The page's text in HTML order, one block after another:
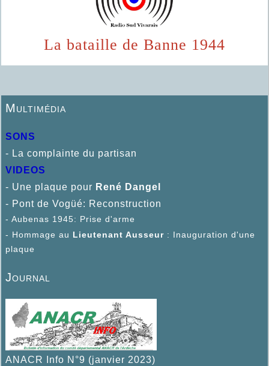
La bataille de Banne 1944
Multimédia
SONS
- La complainte du partisan
VIDEOS
- Une plaque pour René Dangel
- Pont de Vogüé: Reconstruction
- Aubenas 1945: Prise d'arme
- Hommage au Lieutenant Ausseur : Inauguration d'une
plaque
Journal
ANACR Info N°9 (janvier 2023)